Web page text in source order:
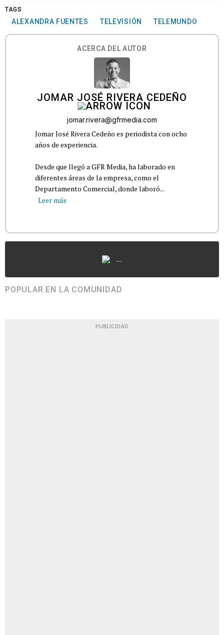
TAGS
ALEXANDRA FUENTES TELEVISIÓN TELEMUNDO
ACERCA DEL AUTOR
JOMAR JOSÉ RIVERA CEDEÑO
jomar.rivera@gfrmedia.com
Jomar José Rivera Cedeño es periodista con ocho
años de experiencia.
Desde que llegó a GFR Media, ha laborado en
diferentes áreas de la empresa, como el
Departamento Comercial, donde laboró...
Leer más
...
POPULAR EN LA COMUNIDAD
PUBLICIDAD